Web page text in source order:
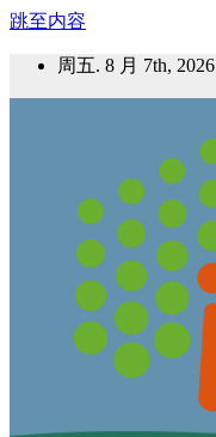
跳至内容
周五. 8 月 7th, 2026